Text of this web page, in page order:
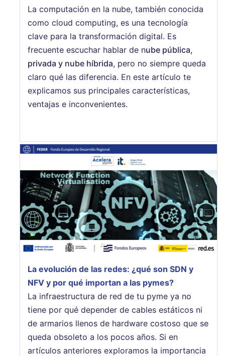
La computación en la nube, también conocida
como cloud computing, es una tecnología
clave para la transformación digital. Es
frecuente escuchar hablar de nube pública,
privada y nube híbrida, pero no siempre queda
claro qué las diferencia. En este artículo te
explicamos sus principales características,
ventajas e inconvenientes.
La evolución de las redes: ¿qué son SDN y
NFV y por qué importan a las pymes?
La infraestructura de red de tu pyme ya no
tiene por qué depender de cables estáticos ni
de armarios llenos de hardware costoso que se
queda obsoleto a los pocos años. Si en
artículos anteriores exploramos la importancia